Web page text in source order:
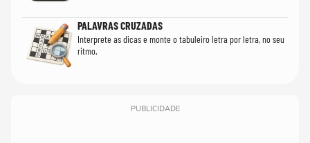
PALAVRAS CRUZADAS
Interprete as dicas e monte o tabuleiro letra por letra, no seu
ritmo.
PUBLICIDADE